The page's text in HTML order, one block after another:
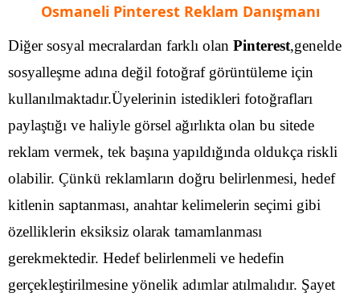
Osmaneli Pinterest Reklam Danışmanı
Diğer sosyal mecralardan farklı olan Pinterest,genelde
sosyalleşme adına değil fotoğraf görüntüleme için
kullanılmaktadır.Üyelerinin istedikleri fotoğrafları
paylaştığı ve haliyle görsel ağırlıkta olan bu sitede
reklam vermek, tek başına yapıldığında oldukça riskli
olabilir. Çünkü reklamların doğru belirlenmesi, hedef
kitlenin saptanması, anahtar kelimelerin seçimi gibi
özelliklerin eksiksiz olarak tamamlanması
gerekmektedir. Hedef belirlenmeli ve hedefin
gerçekleştirilmesine yönelik adımlar atılmalıdır. Şayet